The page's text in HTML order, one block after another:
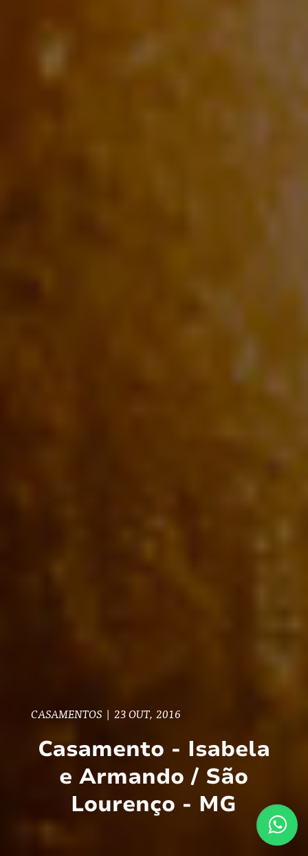
CASAMENTOS | 23 OUT, 2016
Casamento - Isabela
e Armando / São
Lourenço - MG